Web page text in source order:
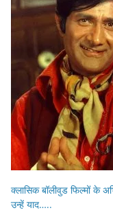
क्लासिक बॉलीवुड फिल्मों के
उन्हें याद…..